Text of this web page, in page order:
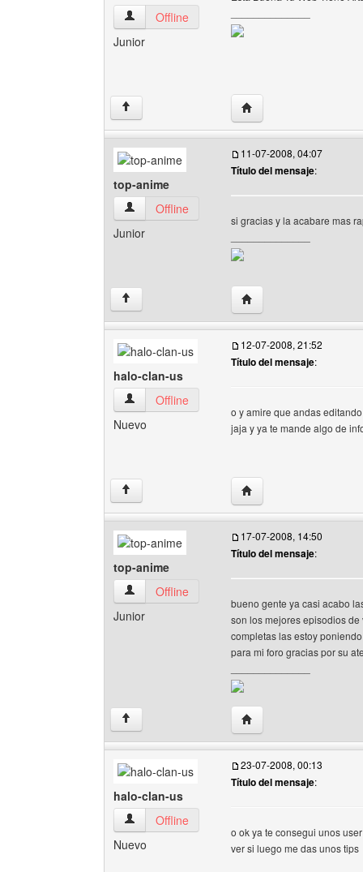
flowassassin Ver perfil del usuario
Offline
Junior
↑ Visitar sitio web del
top-anime
top-anime Ver perfil del usuario
Offline
Junior
11-07-2008, 04:07
Título del mensaje:
si gracias y la acabare mas
↑ Visitar sitio web del
halo-clan-us
halo-clan-us Ver perfil del usuario
Offline
Nuevo
12-07-2008, 21:52
Título del mensaje:
o y amire que andas
jaja y ya te mande algo de
↑ Visitar sitio web del
top-anime
top-anime Ver perfil del usuario
Offline
Junior
17-07-2008, 14:50
Título del mensaje:
bueno gente ya casi acabo
son los mejores episodios
completas las estoy
para mi foro gracias por su
↑ Visitar sitio web del
halo-clan-us
halo-clan-us Ver perfil del usuario
Offline
Nuevo
23-07-2008, 00:13
Título del mensaje:
o ok ya te consegui unos
ver si luego me das unos tips